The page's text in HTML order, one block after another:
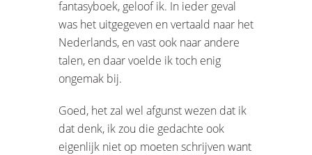
fantasyboek, geloof ik. In ieder geval
was het uitgegeven en vertaald naar het
Nederlands, en vast ook naar andere
talen, en daar voelde ik toch enig
ongemak bij.
Goed, het zal wel afgunst wezen dat ik
dat denk, ik zou die gedachte ook
eigenlijk niet op moeten schrijven want